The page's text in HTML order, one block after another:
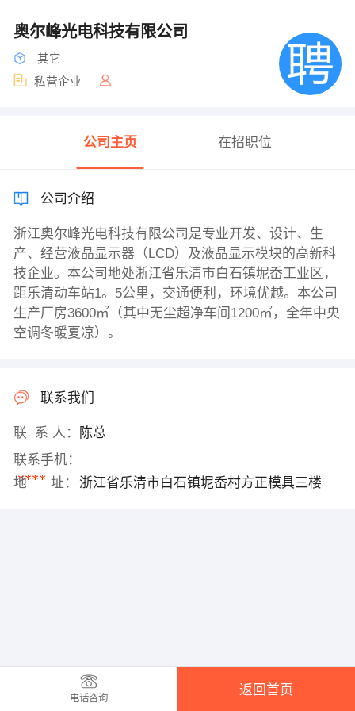
奥尔峰光电科技有限公司
其它
私营企业
公司主页 在招职位
公司介绍
浙江奥尔峰光电科技有限公司是专业开发、设计、生
产、经营液晶显示器（LCD）及液晶显示模块的高新科
技企业。本公司地处浙江省乐清市白石镇坭岙工业区，
距乐清动车站1。5公里，交通便利，环境优越。本公司
生产厂房3600㎡（其中无尘超净车间1200㎡，全年中央
空调冬暖夏凉）。
联系我们
联 系 人：
陈总
联系手机：
****
地 址： 浙江省乐清市白石镇坭岙村方正模具三楼
电话咨询
返回首页